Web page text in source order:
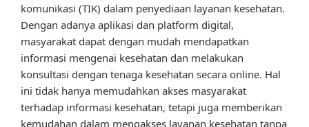
komunikasi (TIK) dalam penyediaan layanan kesehatan.
Dengan adanya aplikasi dan platform digital,
masyarakat dapat dengan mudah mendapatkan
informasi mengenai kesehatan dan melakukan
konsultasi dengan tenaga kesehatan secara online. Hal
ini tidak hanya memudahkan akses masyarakat
terhadap informasi kesehatan, tetapi juga memberikan
kemudahan dalam mengakses layanan kesehatan tanpa